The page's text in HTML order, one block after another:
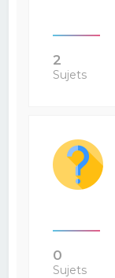
2
Sujets
0
Sujets